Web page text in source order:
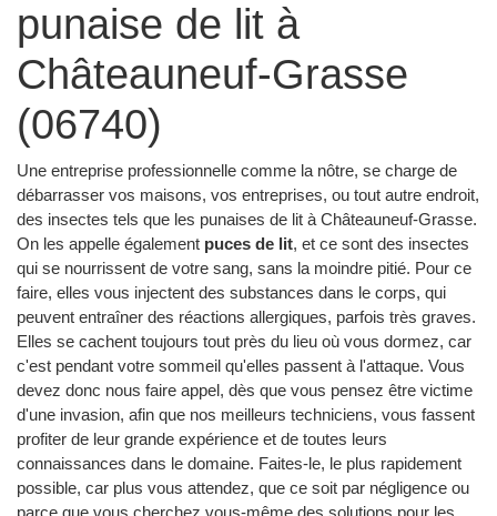
punaise de lit à
Châteauneuf-Grasse
(06740)
Une entreprise professionnelle comme la nôtre, se charge de
débarrasser vos maisons, vos entreprises, ou tout autre endroit,
des insectes tels que les punaises de lit à Châteauneuf-Grasse.
On les appelle également puces de lit, et ce sont des insectes
qui se nourrissent de votre sang, sans la moindre pitié. Pour ce
faire, elles vous injectent des substances dans le corps, qui
peuvent entraîner des réactions allergiques, parfois très graves.
Elles se cachent toujours tout près du lieu où vous dormez, car
c'est pendant votre sommeil qu'elles passent à l'attaque. Vous
devez donc nous faire appel, dès que vous pensez être victime
d'une invasion, afin que nos meilleurs techniciens, vous fassent
profiter de leur grande expérience et de toutes leurs
connaissances dans le domaine. Faites-le, le plus rapidement
possible, car plus vous attendez, que ce soit par négligence ou
parce que vous cherchez vous-même des solutions pour les